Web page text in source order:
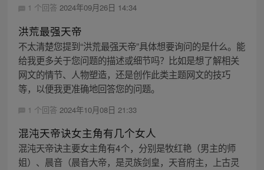
1 个回答 2024年09月26日 14:34
洪荒最强天帝
不太清楚您提到“洪荒最强天帝”具体想要询问的是什么。能
给我更多关于您问题的描述或细节吗？比如是想了解相关
网文的情节、人物塑造，还是创作此类主题网文的技巧
等，以便我更准确地回答您的问题。
1 个回答 2024年10月08日 21:33
混沌天帝诀女主角有几个女人
混沌天帝诀主要女主角有4个，分别是牧红艳（男主的师
姐）、晨音（晨音大帝，是灵族剑皇，天音府主，上古灵